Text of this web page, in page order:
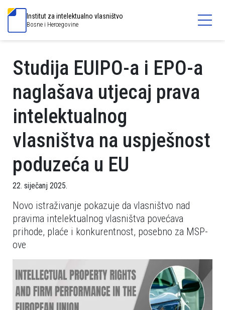
Institut za intelektualno vlasništvo
Bosne i Hercegovine
Studija EUIPO-a i EPO-a
naglašava utjecaj prava
intelektualnog
vlasništva na uspješnost
poduzeća u EU
22. siječanj 2025.
Novo istraživanje pokazuje da vlasništvo nad
pravima intelektualnog vlasništva povećava
prihode, plaće i konkurentnost, posebno za MSP-
ove